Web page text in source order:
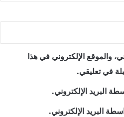
والموقع الإلكتروني في هذا
في تعليقي.
البريد الإلكتروني.
البريد الإلكتروني.